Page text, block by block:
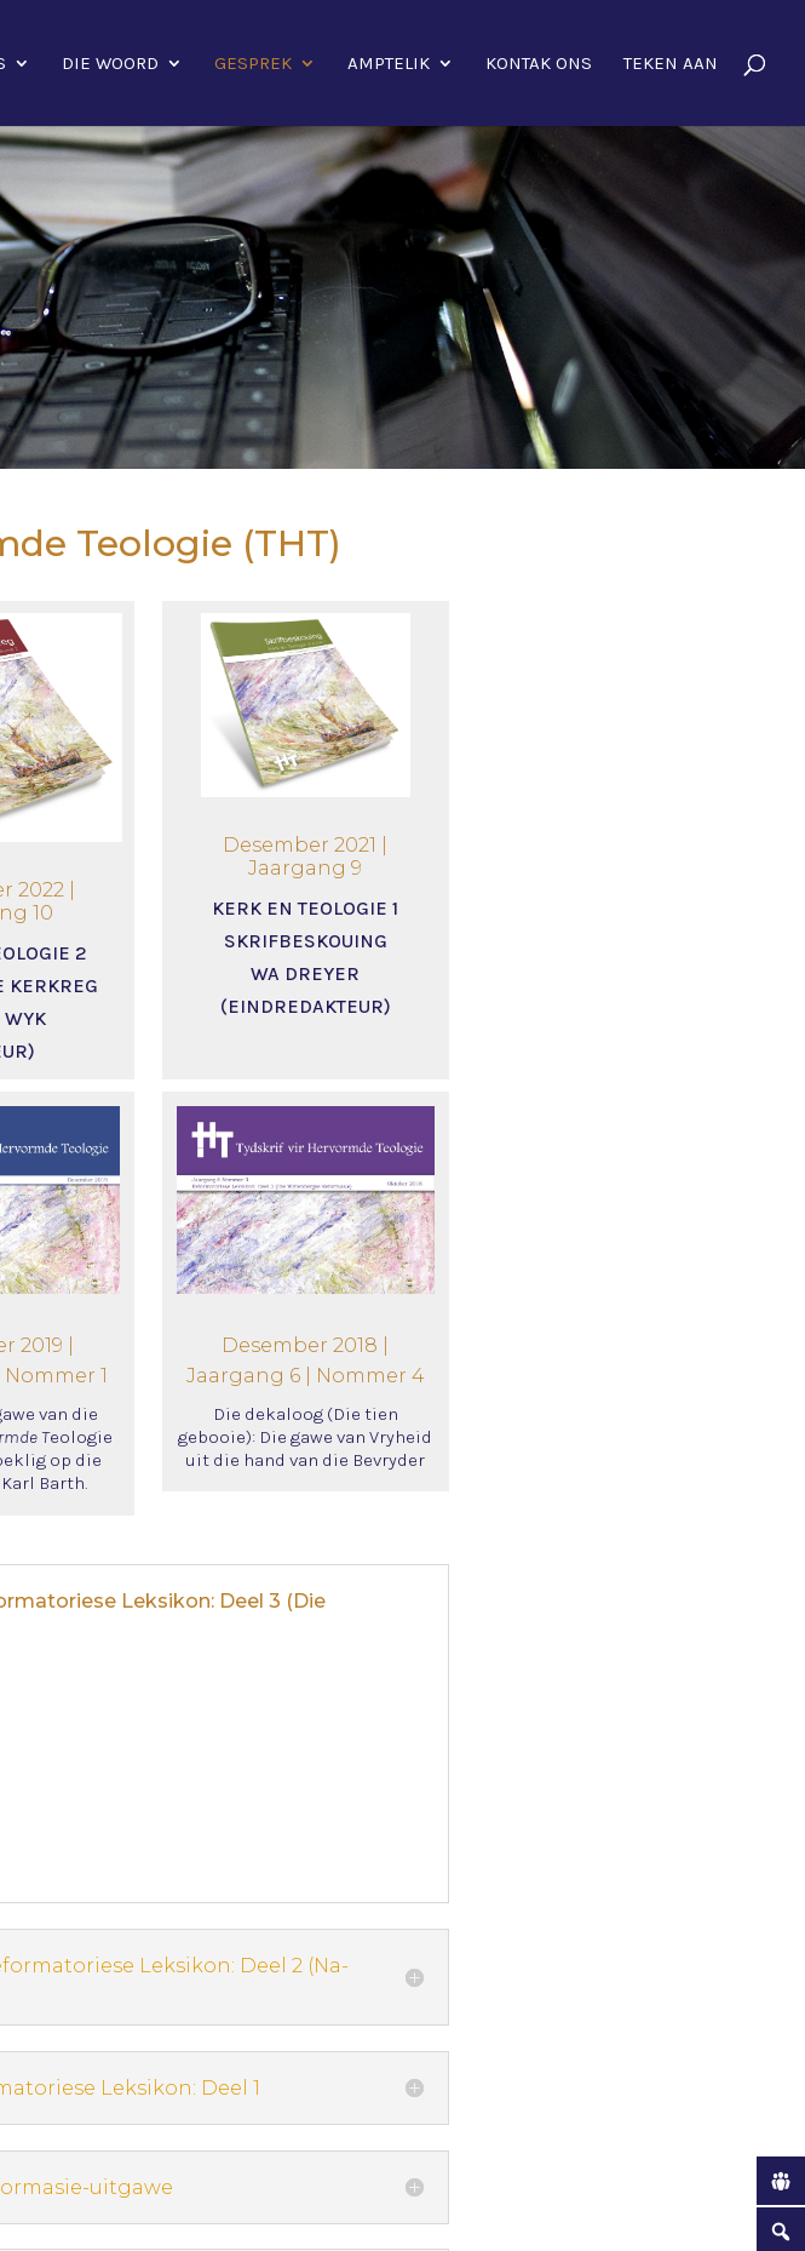
DIE WOORD GESPREK AMPTELIK KONTAK ONS TEKEN AAN
Teologie (THT)
2022 |
10
2
KERKREG
WYK
Desember 2021 |
Jaargang 9
KERK EN TEOLOGIE 1
SKRIFBESKOUING
WA DREYER
(EINDREDAKTEUR)
2019 |
1
van die
Teologie
op die
Barth.
Desember 2018 |
Jaargang 6 | Nommer 4
Die dekaloog (Die tien
gebooie): Die gawe van Vryheid
uit die hand van die Bevryder
Leksikon: Deel 3 (Die
Leksikon: Deel 2 (Na-
Leksikon: Deel 1
uitgawe